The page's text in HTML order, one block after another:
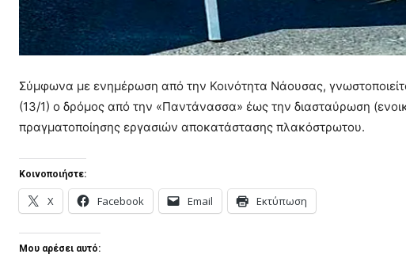
Σύμφωνα με ενημέρωση από την Κοινότητα Νάουσας,
(13/1) ο δρόμος από την «Παντάνασσα» έως την διασταύρωση
πραγματοποίησης εργασιών αποκατάστασης πλακόστρωτου.
Κοινοποιήστε:
X Facebook Email Εκτύπωση
Μου αρέσει αυτό: